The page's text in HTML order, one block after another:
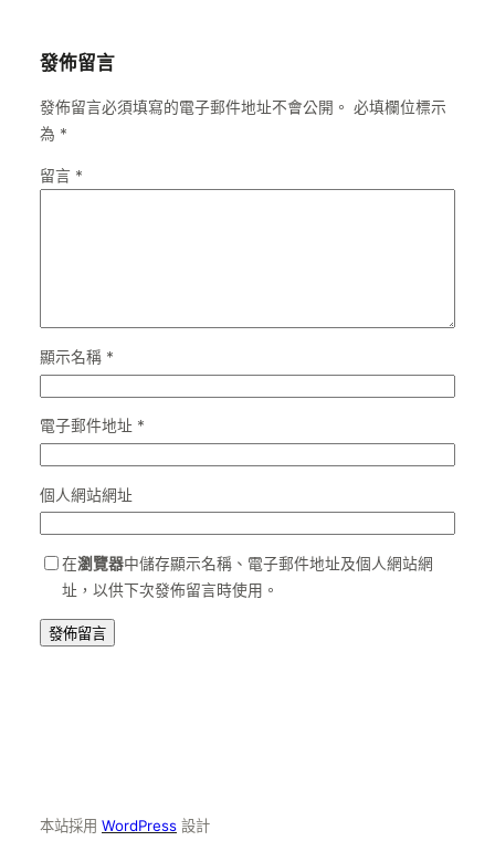
發佈留言
發佈留言必須填寫的電子郵件地址不會公開。 必填欄位標示
為 *
留言 *
顯示名稱 *
電子郵件地址 *
個人網站網址
在瀏覽器中儲存顯示名稱、電子郵件地址及個人網站網
址，以供下次發佈留言時使用。
本站採用 WordPress 設計